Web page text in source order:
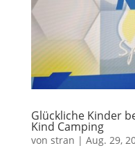
Glückliche Kinder
Kind Camping
von stran | Aug. 29,